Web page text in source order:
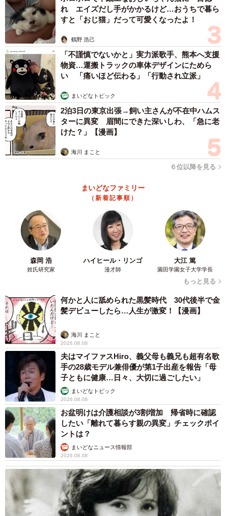
れ エイズだし手がかかるけど…おうちで暮ら
すと「おじ猫」だって可愛くなったよ！
鶴野 浩己
「不謹慎でないかと」実力派歌手、熊本へ支援
物資…運搬トラックの車体デザインにためら
い 「痛いほど伝わる」「行動され立派」
まいどなトピック
2泊3日の東京出張→飼い主さんが不在中ハムス
ターに異変 眉間にできた深いしわ、「急に老
けた？」【漫画】
海川 まこと
６位以降を見る
まいどなファミリー
（新着記事順）
森岡 浩
姓氏研究家
ハイヒール・リンゴ
漫才師
大江 篤
園田学園女子大学学長
もっと見る
何かと人に舐められた黒髪時代 30代後半で金
髪デビューしたら…人生が激変！【漫画】
海川 まこと
2026.08.08
夫はマイファスHiro、義父母も義兄も超有名歌
手の28歳モデル兼俳優が第1子出産を報告「母
子ともに健康…日々、大切に過ごしたい」
まいどなトピック
2026.08.08
お盆明けは介護相談が3割増加 帰省時に確認
したい「離れて暮らす親の異変」チェックポイ
ントは？
まいどなニュース情報部
2026.08.08